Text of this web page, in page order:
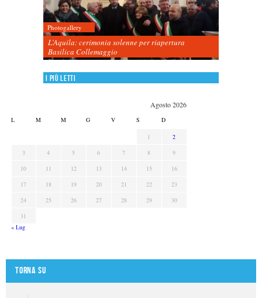
Photogallery
L’Aquila: cerimonia solenne per riapertura
Basilica Collemaggio
I più letti
Agosto 2026
L M M G V S D
1
2
3
4 5 6 7 8
9
10
11 12 13 14 15
16
17
18 19 20 21 22
23
24
25 26 27 28 29
30
31
« Lug
Torna su